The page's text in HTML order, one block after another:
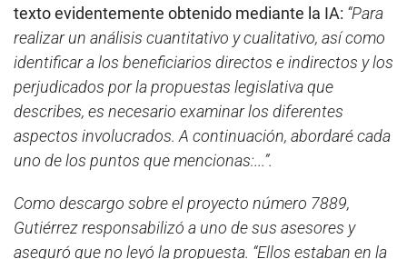
texto evidentemente obtenido mediante la IA: “Para
realizar un análisis cuantitativo y cualitativo, así como
identificar a los beneficiarios directos e indirectos y los
perjudicados por la propuestas legislativa que
describes, es necesario examinar los diferentes
aspectos involucrados. A continuación, abordaré cada
uno de los puntos que mencionas:...”.
Como descargo sobre el proyecto número 7889,
Gutiérrez responsabilizó a uno de sus asesores y
aseguró que no leyó la propuesta. “Ellos estaban en la